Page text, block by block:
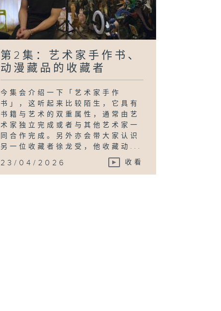
第2集：艺术家手作书、
动漫藏品的收藏者
今集会介绍一下「艺术家手作
书」，这听起来比较陌生，它具有
书籍与艺术的双重属性，通常由艺
术家独立完成或者与其他艺术家一
同合作完成。另外亦会带大家认识
另一位收藏者徐龙受，他收藏动...
23/04/2026 收看